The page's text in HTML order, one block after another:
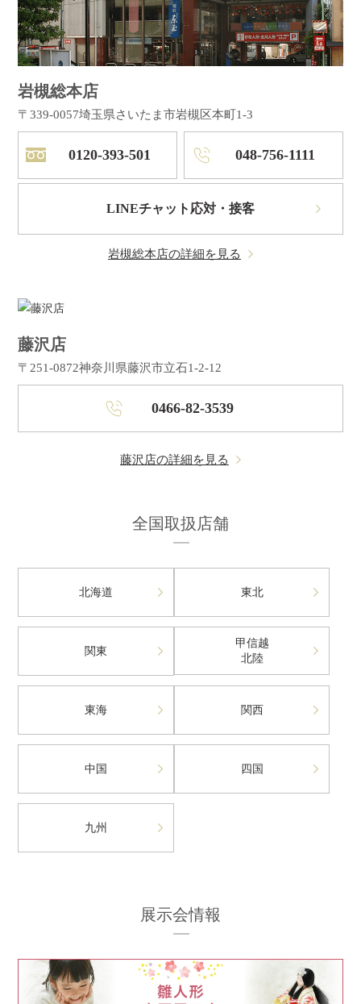
岩槻総本店
〒339-0057埼玉県さいたま市岩槻区本町1-3
0120-393-501 048-756-1111
LINEチャット応対・接客
岩槻総本店の詳細を見る
藤沢店
〒251-0872神奈川県藤沢市立石1-2-12
0466-82-3539
藤沢店の詳細を見る
全国取扱店舗
北海道 東北
関東
甲信越
北陸
東海 関西
中国 四国
九州
展示会情報